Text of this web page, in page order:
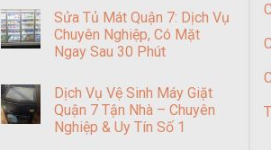
Sửa Tủ Mát Quận 7: Dịch Vụ
Chuyên Nghiệp, Có Mặt
Ngay Sau 30 Phút
Dịch Vụ Vệ Sinh Máy Giặt
Quận 7 Tận Nhà – Chuyên
Nghiệp & Uy Tín Số 1